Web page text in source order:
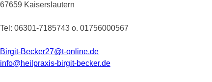
67659 Kaiserslautern
Tel: 06301-7185743 o. 01756000567
Birgit-Becker27@t-online.de
info@heilpraxis-birgit-becker.de